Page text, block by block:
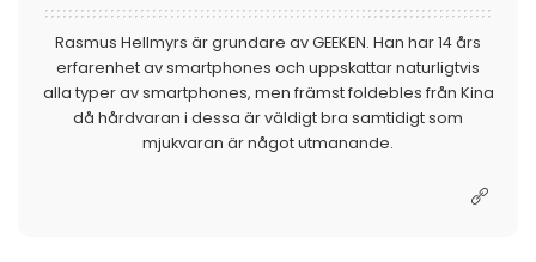
Rasmus Hellmyrs är grundare av GEEKEN. Han har 14 års
erfarenhet av smartphones och uppskattar naturligtvis
alla typer av smartphones, men främst foldebles från Kina
då hårdvaran i dessa är väldigt bra samtidigt som
mjukvaran är något utmanande.